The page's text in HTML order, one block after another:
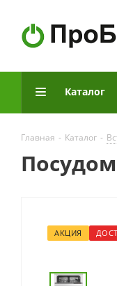
Каталог
Главная - Каталог -
АКЦИЯ